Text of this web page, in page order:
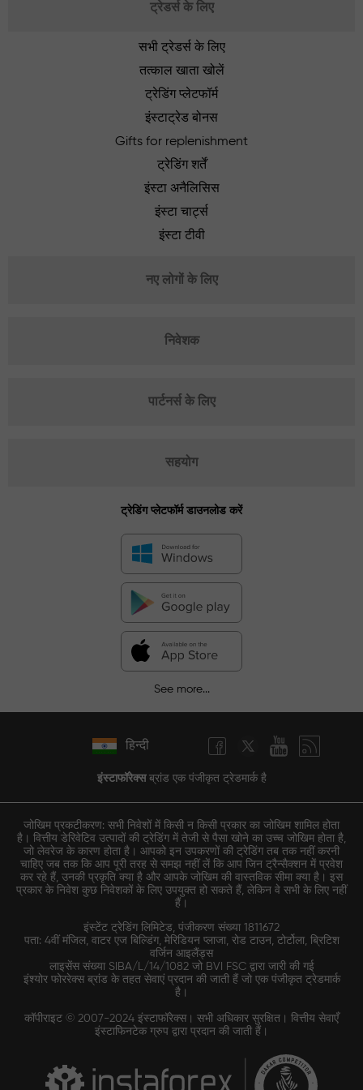
ट्रेडर्स के लिए
सभी ट्रेडर्स के लिए
तत्काल खाता खोलें
ट्रेडिंग प्लेटफॉर्म
इंस्टाट्रेड बोनस
Gifts for replenishment
ट्रेडिंग शर्तें
इंस्टा अनैलिसिस
इंस्टा चार्ट्स
इंस्टा टीवी
नए लोगों के लिए
निवेशक
पार्टनर्स के लिए
सहयोग
ट्रेडिंग प्लेटफॉर्म डाउनलोड करें
See more...
हिन्दी
इंस्टाफॉरेक्सब्रांड एक पंजीकृत ट्रेडमार्क है
जोखिम प्रकटीकरण: सभी निवेशों में किसी न किसी प्रकार का जोखिम शामिल होता
है। वित्तीय डेरिवेटिव उत्पादों की ट्रेडिंग में तेजी से पैसा खोने का उच्च जोखिम होता है,
जो लेवरेज के कारण होता है। आपको इन उपकरणों की ट्रेडिंग तब तक नहीं करनी
चाहिए जब तक कि आप पूरी तरह से समझ नहीं लें कि आप जिन ट्रैन्सैक्शन में प्रवेश
कर रहे हैं, उनकी प्रकृति क्या है और आपके जोखिम की वास्तविक सीमा क्या है। इस
प्रकार के निवेश कुछ निवेशकों के लिए उपयुक्त हो सकते हैं, लेकिन वे सभी के लिए नहीं
हैं।
इंस्टेंट ट्रेडिंग लिमिटेड, पंजीकरण संख्या 1811672
पता: 4वीं मंजिल, वाटर एज बिल्डिंग, मेरिडियन प्लाजा, रोड टाउन, टोर्टोला, ब्रिटिश
वर्जिन आइलैंड्स
लाइसेंस संख्या SIBA/L/14/1082 जो BVI FSC द्वारा जारी की गई
इंश्योर फोररेक्स ब्रांड के तहत सेवाएं प्रदान की जाती हैं जो एक पंजीकृत ट्रेडमार्क
है।
कॉपीराइट © 2007-2024 इंस्टाफॉरेक्स। सभी अधिकार सुरक्षित। वित्तीय सेवाएँ
इंस्टाफिनटेक ग्रुप द्वारा प्रदान की जाती हैं।